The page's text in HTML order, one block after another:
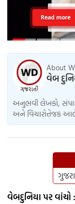
Read more
About
વેબ
અનુભવી લેખકો,
અને વિચારોત્તેજક
વેબદુનિયા પર વાંચો :